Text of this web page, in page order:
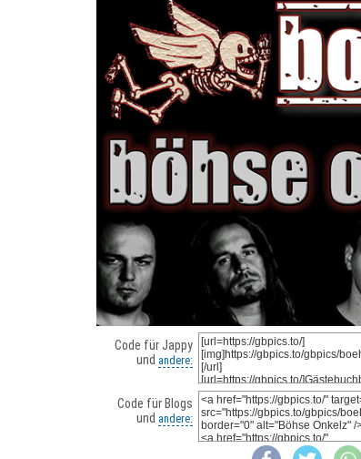
Code für Jappy
und andere:
Code für Blogs
und andere: